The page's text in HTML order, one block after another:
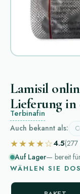
Lamisil
Lieferung in
Terbinafin
Auch bekannt als:
★★★★☆4.5(277
Auf Lager— bereit
WÄHLEN SIE